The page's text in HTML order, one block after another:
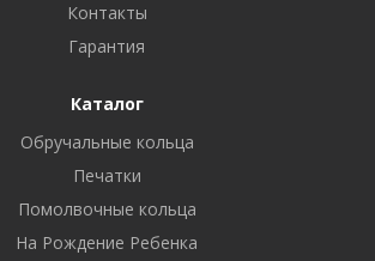
Контакты
Гарантия
Каталог
Обручальные кольца
Печатки
Помолвочные кольца
На Рождение Ребенка